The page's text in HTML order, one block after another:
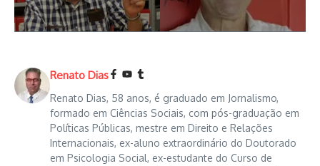
Renato Dias
Renato Dias, 58 anos, é graduado em Jornalismo,
formado em Ciências Sociais, com pós-graduação em
Políticas Públicas, mestre em Direito e Relações
Internacionais, ex-aluno extraordinário do Doutorado
em Psicologia Social, ex-estudante do Curso de